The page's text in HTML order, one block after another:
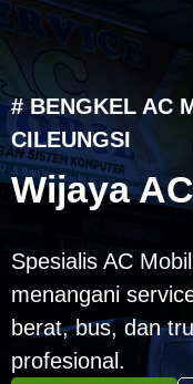
# BENGKEL AC
CILEUNGSI
Wijaya
Spesialis AC
menangani
berat, bus, dan
profesional.